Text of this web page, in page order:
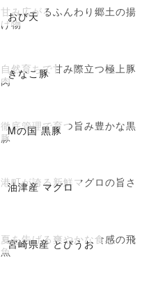
おび天
甘み広がるふんわり郷土の揚
げ物
きなこ豚
自然育ちで甘み際立つ極上豚
肉
Mの国 黒豚
徹底管理で育つ旨み豊かな黒
豚
油津産 マグロ
港町が誇る新鮮マグロの旨さ
宮崎県産 とびうお
夏を告げる爽やかな食感の飛
魚